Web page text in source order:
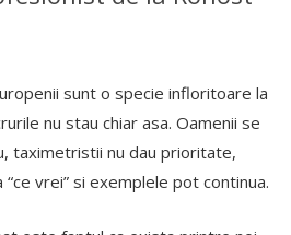
sunt o specie infloritoare la
nu stau chiar asa. Oamenii se
taximetristii nu dau prioritate,
vrei” si exemplele pot continua.